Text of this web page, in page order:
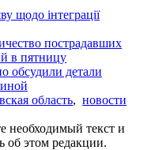
щодо інтеграції
пострадавших
в пятницу
обсудили детали
область, новости
необходимый текст и
об этом редакции.